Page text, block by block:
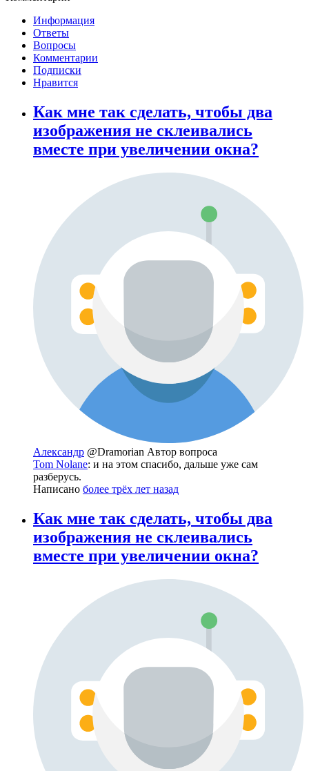
Информация
Ответы
Вопросы
Комментарии
Подписки
Нравится
Как мне так сделать, чтобы два
изображения не склеивались
вместе при увеличении окна?
Александр @Dramorian Автор вопроса
Tom Nolane: и на этом спасибо, дальше уже сам
разберусь.
Написано более трёх лет назад
Как мне так сделать, чтобы два
изображения не склеивались
вместе при увеличении окна?